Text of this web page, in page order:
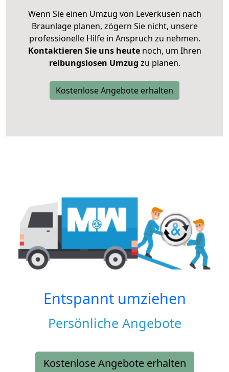
Wenn Sie einen Umzug von Leverkusen nach
Braunlage planen, zögern Sie nicht, unsere
professionelle Hilfe in Anspruch zu nehmen.
Kontaktieren Sie uns heutenoch, um Ihren
reibungslosen Umzug zu planen.
Kostenlose Angebote erhalten
Entspannt umziehen
Persönliche Angebote
Kostenlose Angebote erhalten